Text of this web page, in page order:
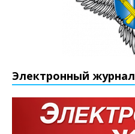
Электронный журнал